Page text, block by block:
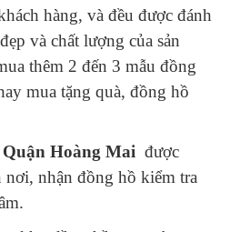
hàng, và đều được đánh
và chất lượng của sản
thêm 2 đến 3 mẫu đồng
mua tặng quà, đồng hồ
Hoàng Mai được
nhận đồng hồ kiểm tra